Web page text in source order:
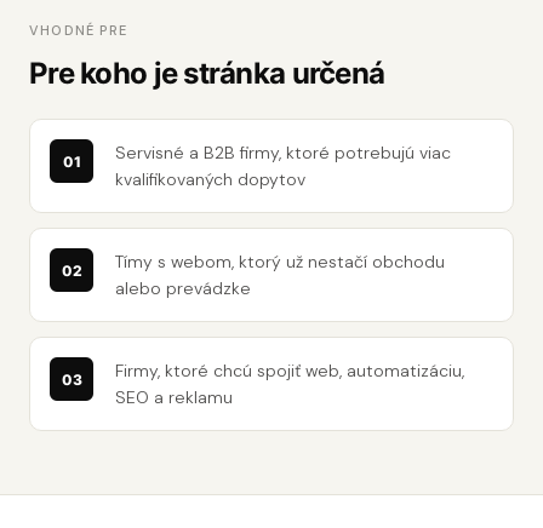
VHODNÉ PRE
Pre koho je stránka určená
Servisné a B2B firmy, ktoré potrebujú viac
kvalifikovaných dopytov
Tímy s webom, ktorý už nestačí obchodu
alebo prevádzke
Firmy, ktoré chcú spojiť web, automatizáciu,
SEO a reklamu